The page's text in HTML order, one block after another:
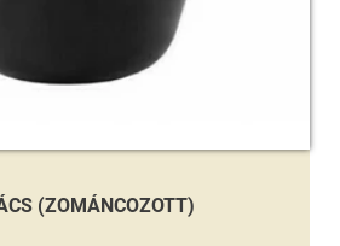
(ZOMÁNCOZOTT)